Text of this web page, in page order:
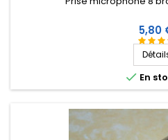
Prix
5,80
 En